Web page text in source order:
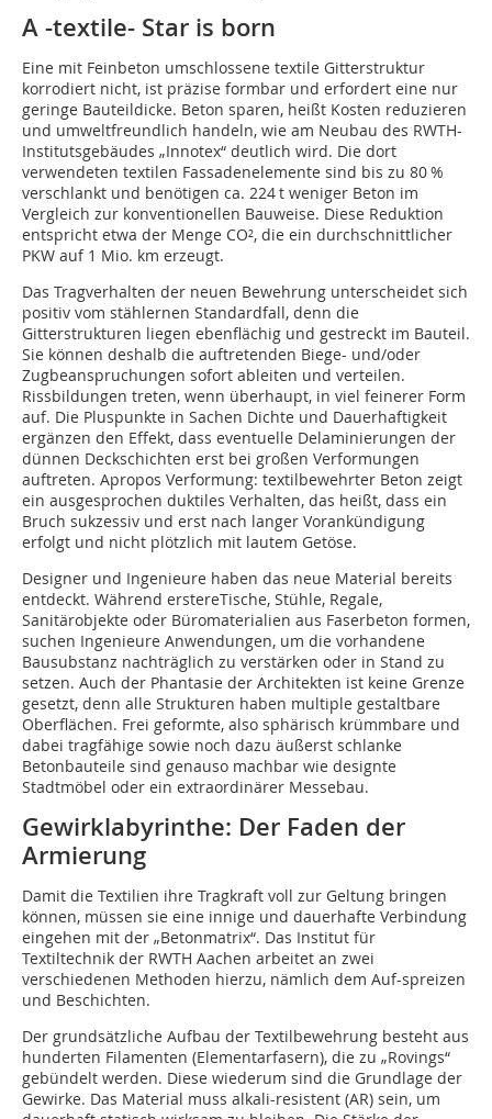
A -textile- Star is born
Eine mit Feinbeton umschlossene textile Gitterstruktur
korrodiert nicht, ist präzise formbar und erfordert eine nur
geringe Bauteildicke. Beton sparen, heißt Kosten reduzieren
und umweltfreundlich handeln, wie am Neubau des RWTH-
Institutsgebäudes „Innotex“ deutlich wird. Die dort
verwendeten textilen Fassadenelemente sind bis zu 80 %
verschlankt und benötigen ca. 224 t weniger Beton im
Vergleich zur konventionellen Bauweise. Diese Reduktion
entspricht etwa der Menge CO², die ein durchschnittlicher
PKW auf 1 Mio. km erzeugt.
Das Tragverhalten der neuen Bewehrung unterscheidet sich
positiv vom stählernen Standardfall, denn die
Gitterstrukturen liegen ebenflächig und gestreckt im Bauteil.
Sie können deshalb die auftretenden Biege- und/oder
Zugbeanspruchungen sofort ableiten und verteilen.
Rissbildungen treten, wenn überhaupt, in viel feinerer Form
auf. Die Plus­punkte in Sachen Dichte und Dauerhaftigkeit
ergänzen den Effekt, dass eventuelle Delaminierungen der
dünnen Deckschichten erst bei großen Verformungen
auftreten. Apropos Verformung: textilbewehrter Beton zeigt
ein ausgesprochen duktiles Verhalten, das heißt, dass ein
Bruch sukzessiv und erst nach langer Vorankündigung
erfolgt und nicht plötzlich mit lautem Getöse.
Designer und Ingenieure haben das neue Material bereits
entdeckt. Während erstereTische, Stühle, Regale,
Sanitärobjekte oder Büromaterialien aus Faserbeton formen,
suchen Ingenieure Anwendungen, um die vorhandene
Bausubstanz nachträglich zu verstärken oder in Stand zu
setzen. Auch der Phantasie der Architekten ist keine Grenze
gesetzt, denn alle Strukturen haben multiple gestaltbare
Oberflächen. Frei geformte, also sphärisch krümm­bare und
dabei tragfähige sowie noch dazu äußerst schlanke
Betonbauteile sind genauso machbar wie designte
Stadtmöbel oder ein extraordinärer Messebau.
Gewirklabyrinthe: Der Faden der
Armierung
Damit die Textilien ihre Tragkraft voll zur Geltung bringen
können, müssen sie eine innige und dauerhafte Verbindung
eingehen mit der „Betonmatrix“. Das Institut für
Textiltechnik der RWTH Aachen arbeitet an zwei
verschiedenen Methoden hierzu, nämlich dem Auf-spreizen
und Beschichten.
Der grundsätzliche Aufbau der Textilbewehrung besteht aus
hunderten Filamenten (Elementarfasern), die zu „Rovings“
gebündelt werden. Diese wiederum sind die Grundlage der
Gewirke. Das Material muss alkali-resistent (AR) sein, um